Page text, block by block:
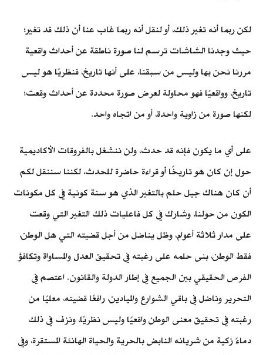
لكن ربما أنه تغير ذلك، أو لنقل أنه ربما غاب عنا أن ذلك قد تغير؛
حيث وجدنا الشاشات ترسم لنا صورة ناطقة عن أحداث واقعية
مررنا نحن بها وليس من سبقنا، على أنها تاريخ، فنظريًا هو ليس
تاريخ، وواقعيًا فهو محاولة لعرض صورة محددة عن أحداث وقعت؛
لكنها صورة من زاوية واحدة، أو من اتجاه واحد.
على أي ما يكون فإنه قد حدث، ولن ننشغل بالفروقات الأكاديمية
حول إن كان هو تاريخًا أو قراءة حاضرة للحدث، لكننا سننقل لكم
أن كان هناك جيل حلم بالتغير الذي هو سنة كونية في كل مكونات
الكون من حولنا، وشارك في كل فاعليات ذلك التغير التي وقعت
على مدار ثلاثة أعوام، وظل يناضل من أجل قضيته التي هل الوطن،
فقط الوطن، بنى حلمه على رغبته في تحقيق العدل والمساواة وتكافؤ
الفرص الحقيقي بين الجميع في إطار الدولة والقانون. اعتصم في
التحرير وناضل في باقي الشوارع والميادين، رافعًا قضيته، معليًا من
رغبته في تحقيق معنى الوطن واقعيًا وليس نظريًا، ونزف في ذلك
دماءً زكية من شريانه النابض بالحرية والحياة الهانئة المستقرة، وفي